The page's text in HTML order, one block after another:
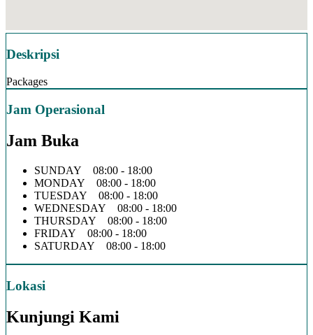
Deskripsi
Packages
Jam Operasional
Jam Buka
SUNDAY 08:00 - 18:00
MONDAY 08:00 - 18:00
TUESDAY 08:00 - 18:00
WEDNESDAY 08:00 - 18:00
THURSDAY 08:00 - 18:00
FRIDAY 08:00 - 18:00
SATURDAY 08:00 - 18:00
Lokasi
Kunjungi Kami